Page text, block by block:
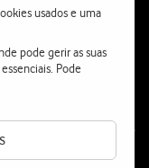
usados e uma
pode gerir as suas
Pode